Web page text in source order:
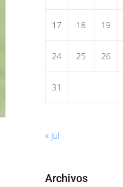
17 18 19
24 25 26
31
« Jul
Archivos